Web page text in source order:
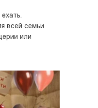
всей семьи
или